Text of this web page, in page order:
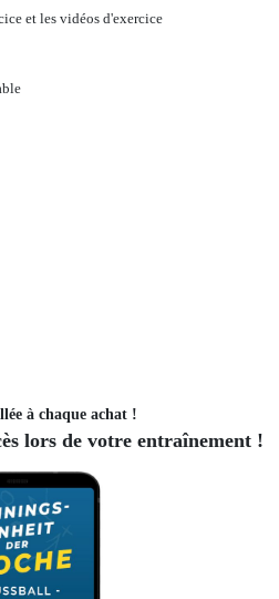
et les vidéos d'exercice
à chaque achat !
lors de votre entraînement !